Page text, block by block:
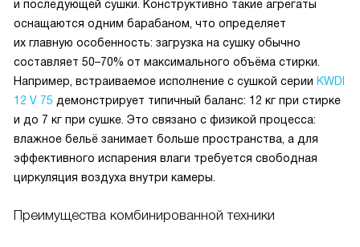
и последующей сушки. Конструктивно такие агрегаты
оснащаются одним барабаном, что определяет
их главную особенность: загрузка на сушку обычно
составляет 50–70% от максимального объёма стирки.
Например, встраиваемое исполнение с сушкой серии KWDI
12 V 75 демонстрирует типичный баланс: 12 кг при стирке
и до 7 кг при сушке. Это связано с физикой процесса:
влажное бельё занимает больше пространства, а для
эффективного испарения влаги требуется свободная
циркуляция воздуха внутри камеры.
Преимущества комбинированной техники